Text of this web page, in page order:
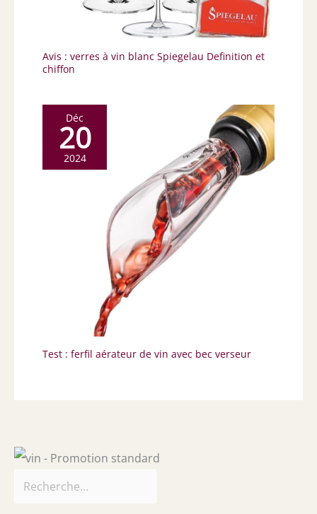
Avis : verres à vin blanc Spiegelau Definition et
chiffon
Déc
20
2024
Test : ferfil aérateur de vin avec bec verseur